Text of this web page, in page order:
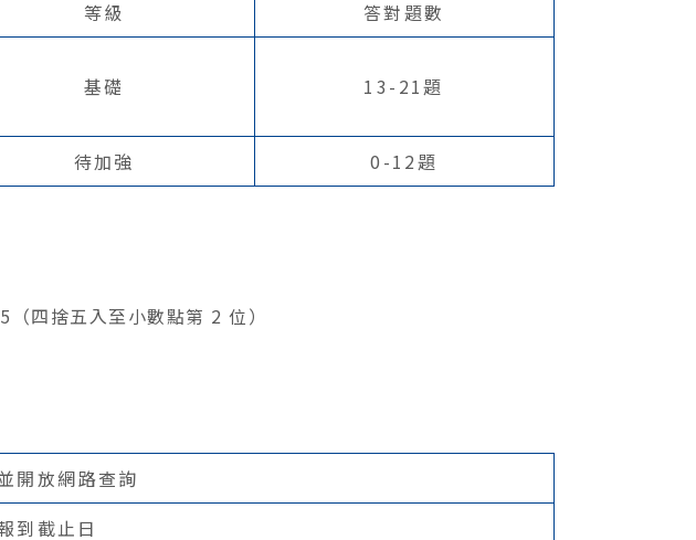
等級
答對題數
基礎
13-21題
待加強 0-12題
四捨五入至小數點第 2 位）
開放網路查詢
到截止日